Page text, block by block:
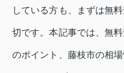
している方も、まずは無
切です。本記事では、無
のポイント、藤枝市の相